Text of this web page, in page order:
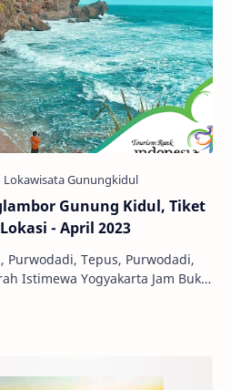
Gunung Kidul, Tiket
- April 2023
Purwodadi, Tepus, Purwodadi,
Istimewa Yogyakarta Jam Buka: